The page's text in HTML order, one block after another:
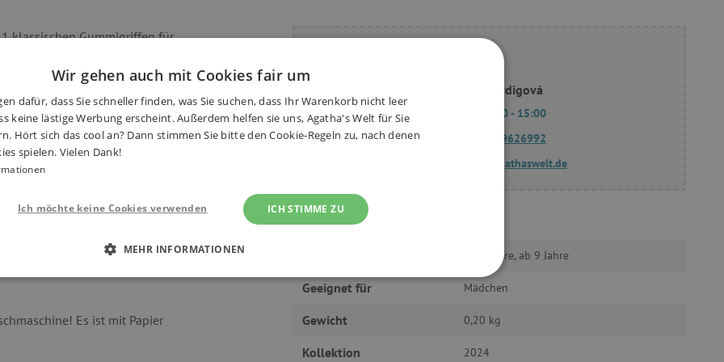
klassischen Gummigriffen für
Schere und zwei größeren
aus transparenter Folie
verwendet :-)
alle Schreibutensilien Ihrer
mit großen
ermöglichen.
und die darauf gedruckten
klassische Buntstifte, Filzstifte
Es ist mit Papier
Slavomíra Bordigová
Mo - Fr 9:00 - 15:00
(+49) 175 9626992
fragen@agathaswelt.de
Hersteller
ab 6 Jahre, ab 9 Jahre
Geeignet für Mädchen
Gewicht 0,20 kg
Kollektion 2024
Wir gehen auch mit Cookies fair um
dafür, dass Sie schneller finden, was Sie suchen, dass Ihr Warenkorb nicht leer
keine lästige Werbung erscheint. Außerdem helfen sie uns, Agatha's Welt für Sie
Hört sich das cool an? Dann stimmen Sie bitte den Cookie-Regeln zu, nach denen
spielen. Vielen Dank!
ICH STIMME ZU
Ich möchte keine Cookies verwenden
MEHR INFORMATIONEN
TARGETING FUNKTIONALITÄT